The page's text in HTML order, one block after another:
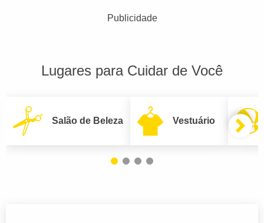
Publicidade
Lugares para Cuidar de Você
Salão de Beleza Vestuário